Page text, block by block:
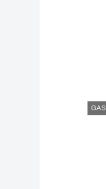
GAS